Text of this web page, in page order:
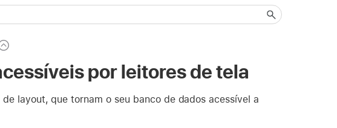
por leitores de tela
layout, que tornam o seu banco de dados acessível a